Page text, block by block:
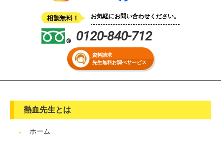
お気軽にお問い合わせください。
0120-840-712
資料請求
先生無料お調べサービス
熱血先生とは
ホーム